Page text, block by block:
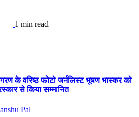
1 min read
के वरिष्ठ फोटो जर्नलिस्ट भूषण भास्कर को
से किया सम्मानित
Pal